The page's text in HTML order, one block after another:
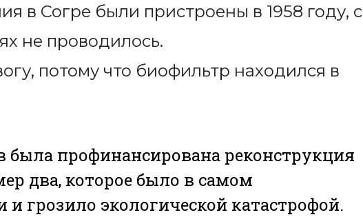
в Согре были пристроены в 1958 году, с
не проводилось.
потому что биофильтр находился в
была профинансирована реконструкция
два, которое было в самом
грозило экологической катастрофой.